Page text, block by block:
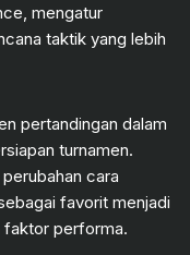
mengatur
taktik yang lebih
pertandingan dalam
turnamen.
cara
favorit menjadi
faktor performa.